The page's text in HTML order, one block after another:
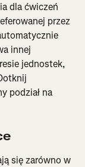
dla ćwiczeń
przez
innej
jednostek,
podział na
się zarówno w